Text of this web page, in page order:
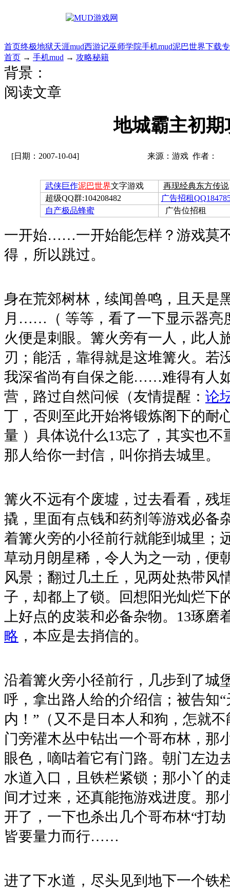
首页终极地狱天涯mud西游记巫师学院手机mud泥巴世界下载
首页 → 手机mud → 攻略秘籍
背景：
阅读文章
地城霸主初期
[日期：2007-10-04] 来源：游戏 作者：
武侠巨作泥巴世界文字游戏
再现经典东方传说
超级QQ群:104208482
广告招租
自产极品蜂蜜
广告位招租
一开始……一开始能怎样？游戏莫
得，所以跳过。
身在荒郊树林，续闻兽鸣，且天是
月……（ 等等，看了一下显示器亮
火便是刺眼。篝火旁有一人，此人
刃；能活，靠得就是这堆篝火。若
我深省尚有自保之能……难得有人
营，路过自然问候（友情提醒： 论
丁，否则至此开始将锻炼阁下的耐
量 ）具体说什么13忘了，其实也
那人给你一封信，叫你捎去城里。
篝火不远有个废墟，过去看看，残
撬，里面有点钱和药剂等游戏必备
着篝火旁的小径前行就能到城里；
草动月朗星稀，令人为之一动，便
风景；翻过几土丘，见两处热带风
子，却都上了锁。回想阳光灿烂下
上好点的皮装和必备杂物。13琢磨
略 ，本应是去捎信的。
沿着篝火旁小径前行，几步到了城
呼，拿出路人给的介绍信；被告知
内！”（又不是日本人和狗，怎就
门旁灌木丛中钻出一个哥布林，那
眼色，嘀咕着它有门路。朝门左边
水道入口，且铁栏紧锁；那小丫的
间才过来，还真能拖游戏进度。那
开了，一下也杀出几个哥布林“打
皆要量力而行……
进了下水道，尽头见到地下一个铁